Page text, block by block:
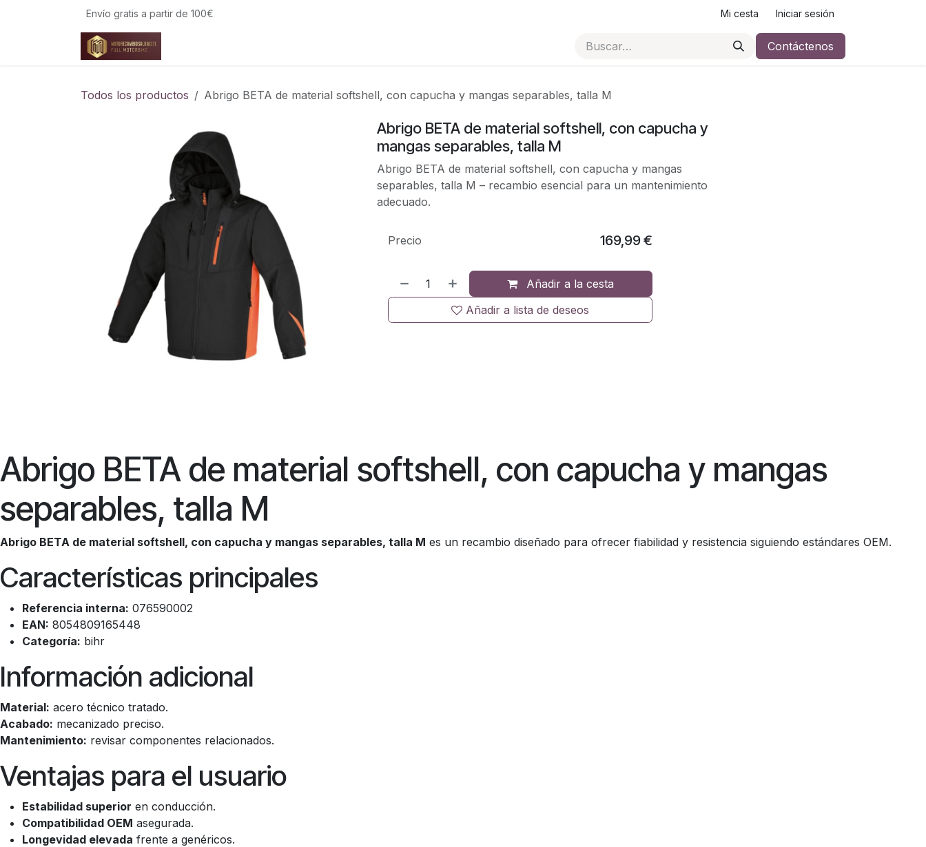
Envío gratis a partir de 100€ Mi cesta Iniciar sesión
Contáctenos
Todos los productos Abrigo BETA de material softshell, con capucha y mangas separables, talla M
Abrigo BETA de material softshell, con capucha y
mangas separables, talla M
Abrigo BETA de material softshell, con capucha y mangas
separables, talla M – recambio esencial para un mantenimiento
adecuado.
Añadir a la cesta
Añadir a lista de deseos
Precio 169,99€
Abrigo BETA de material softshell, con capucha y mangas
separables, talla M
Abrigo BETA de material softshell, con capucha y mangas separables, talla M es un recambio diseñado para ofrecer fiabilidad y resistencia siguiendo estándares OEM.
Características principales
Referencia interna: 076590002
EAN: 8054809165448
Categoría: bihr
Información adicional
Material: acero técnico tratado.
Acabado: mecanizado preciso.
Mantenimiento: revisar componentes relacionados.
Ventajas para el usuario
Estabilidad superior en conducción.
Compatibilidad OEM asegurada.
Longevidad elevada frente a genéricos.